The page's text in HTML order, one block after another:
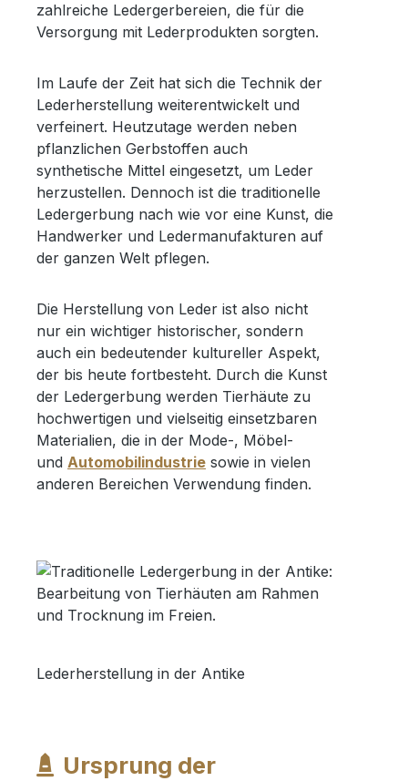
zahlreiche Ledergerbereien, die für die
Versorgung mit Lederprodukten sorgten.
Im Laufe der Zeit hat sich die Technik der
Lederherstellung weiterentwickelt und
verfeinert. Heutzutage werden neben
pflanzlichen Gerbstoffen auch
synthetische Mittel eingesetzt, um Leder
herzustellen. Dennoch ist die traditionelle
Ledergerbung nach wie vor eine Kunst, die
Handwerker und Ledermanufakturen auf
der ganzen Welt pflegen.
Die Herstellung von Leder ist also nicht
nur ein wichtiger historischer, sondern
auch ein bedeutender kultureller Aspekt,
der bis heute fortbesteht. Durch die Kunst
der Ledergerbung werden Tierhäute zu
hochwertigen und vielseitig einsetzbaren
Materialien, die in der Mode-, Möbel-
und Automobilindustrie sowie in vielen
anderen Bereichen Verwendung finden.
Lederherstellung in der Antike
Ursprung der